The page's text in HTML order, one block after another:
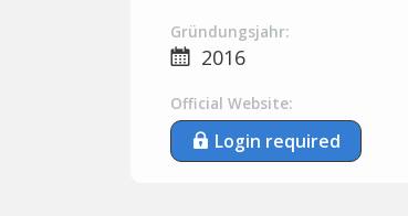
Gründungsjahr:
2016
Official Website:
Login required